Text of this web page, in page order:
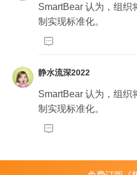
SmartBear 认为，组织
制实现标准化。

静水流深2022
SmartBear 认为，组织
制实现标准化。
